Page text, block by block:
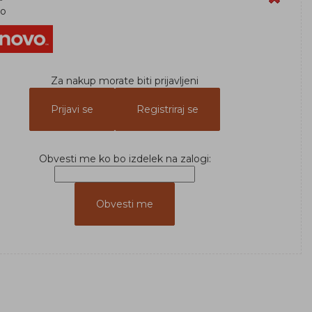
Za nakup morate biti prijavljeni
Prijavi se Registriraj se
Obvesti me ko bo izdelek na zalogi: